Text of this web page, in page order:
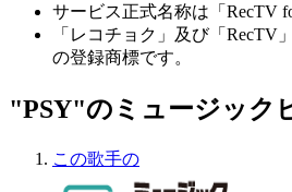
サービス正式名称は「RecTV
「レコチョク」及び「RecTV
の登録商標です。
"PSY"のミュージック
この歌手の